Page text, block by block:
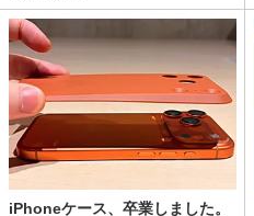
iPhoneケース、卒業しました。